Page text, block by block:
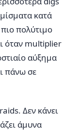
κατά
πολύτιμο
όταν multiplier
αύξημα
πάνω σε
Δεν κάνει
άμυνα